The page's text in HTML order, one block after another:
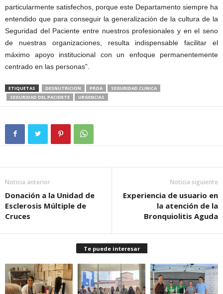
particularmente satisfechos, porque este Departamento siempre ha
entendido que para conseguir la generalización de la cultura de la
Seguridad del Paciente entre nuestros profesionales y en el seno
de nuestras organizaciones, resulta indispensable facilitar el
máximo apoyo institucional con un enfoque permanentemente
centrado en las personas”.
ETIQUETAS DESNUTRICION PROA
SEGURIDAD CLINICA
SEGURIDAD DEL PACIENTE
URGENCIAS
Noticia anterior
Donación a la Unidad de
Esclerosis Múltiple de
Cruces
Noticia siguiente
Experiencia de usuario en
la atención de la
Bronquiolitis Aguda
Te puede interesar